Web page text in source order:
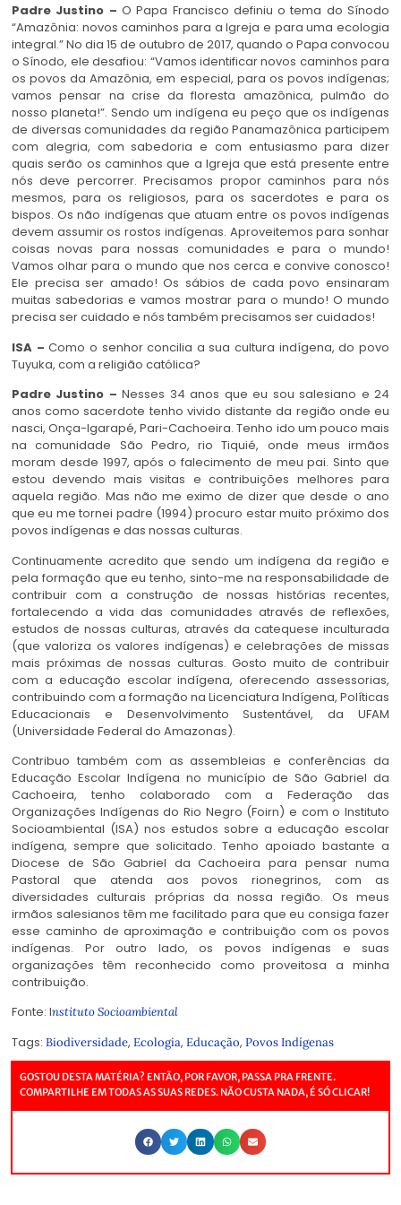
Padre Justino – O Papa Francisco definiu o tema do Sínodo
“Amazônia: novos caminhos para a Igreja e para uma ecologia
integral.” No dia 15 de outubro de 2017, quando o Papa convocou
o Sínodo, ele desafiou: “Vamos identificar novos caminhos para
os povos da Amazônia, em especial, para os povos indígenas;
vamos pensar na crise da floresta amazônica, pulmão do
nosso planeta!”. Sendo um indígena eu peço que os indígenas
de diversas comunidades da região Panamazônica participem
com alegria, com sabedoria e com entusiasmo para dizer
quais serão os caminhos que a Igreja que está presente entre
nós deve percorrer. Precisamos propor caminhos para nós
mesmos, para os religiosos, para os sacerdotes e para os
bispos. Os não indígenas que atuam entre os povos indígenas
devem assumir os rostos indígenas. Aproveitemos para sonhar
coisas novas para nossas comunidades e para o mundo!
Vamos olhar para o mundo que nos cerca e convive conosco!
Ele precisa ser amado! Os sábios de cada povo ensinaram
muitas sabedorias e vamos mostrar para o mundo! O mundo
precisa ser cuidado e nós também precisamos ser cuidados!
ISA – Como o senhor concilia a sua cultura indígena, do povo
Tuyuka, com a religião católica?
Padre Justino – Nesses 34 anos que eu sou salesiano e 24
anos como sacerdote tenho vivido distante da região onde eu
nasci, Onça-Igarapé, Pari-Cachoeira. Tenho ido um pouco mais
na comunidade São Pedro, rio Tiquié, onde meus irmãos
moram desde 1997, após o falecimento de meu pai. Sinto que
estou devendo mais visitas e contribuições melhores para
aquela região. Mas não me eximo de dizer que desde o ano
que eu me tornei padre (1994) procuro estar muito próximo dos
povos indígenas e das nossas culturas.
Continuamente acredito que sendo um indígena da região e
pela formação que eu tenho, sinto-me na responsabilidade de
contribuir com a construção de nossas histórias recentes,
fortalecendo a vida das comunidades através de reflexões,
estudos de nossas culturas, através da catequese inculturada
(que valoriza os valores indígenas) e celebrações de missas
mais próximas de nossas culturas. Gosto muito de contribuir
com a educação escolar indígena, oferecendo assessorias,
contribuindo com a formação na Licenciatura Indígena, Políticas
Educacionais e Desenvolvimento Sustentável, da UFAM
(Universidade Federal do Amazonas).
Contribuo também com as assembleias e conferências da
Educação Escolar Indígena no município de São Gabriel da
Cachoeira, tenho colaborado com a Federação das
Organizações Indígenas do Rio Negro (Foirn) e com o Instituto
Socioambiental (ISA) nos estudos sobre a educação escolar
indígena, sempre que solicitado. Tenho apoiado bastante a
Diocese de São Gabriel da Cachoeira para pensar numa
Pastoral que atenda aos povos rionegrinos, com as
diversidades culturais próprias da nossa região. Os meus
irmãos salesianos têm me facilitado para que eu consiga fazer
esse caminho de aproximação e contribuição com os povos
indígenas. Por outro lado, os povos indígenas e suas
organizações têm reconhecido como proveitosa a minha
contribuição.
Fonte: Instituto Socioambiental
Tags: Biodiversidade, Ecologia, Educação, Povos Indígenas
GOSTOU DESTA MATÉRIA? ENTÃO, POR FAVOR, PASSA PRA FRENTE.
COMPARTILHE EM TODAS AS SUAS REDES. NÃO CUSTA NADA, É SÓ CLICAR!